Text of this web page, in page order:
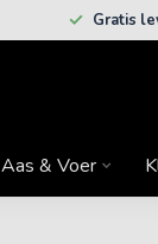
Gratis
Aas & Voer